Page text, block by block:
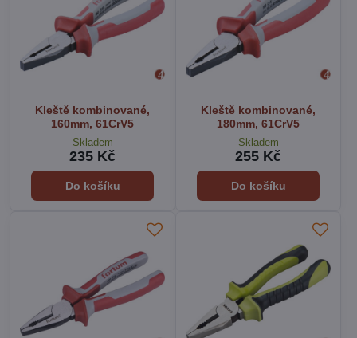
Kleště kombinované,
160mm, 61CrV5
Skladem
235 Kč
Do košíku
Kleště kombinované,
180mm, 61CrV5
Skladem
255 Kč
Do košíku